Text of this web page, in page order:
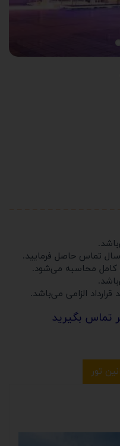
– – – – – – – – – – – – – –
تماس بگیرید
تور